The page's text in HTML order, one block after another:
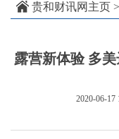
贵和财讯网主页 >
露营新体验 多
2020-06-17